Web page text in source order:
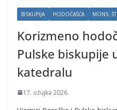
BISKUPIJA HODOČAŠĆA MONS.
Korizmeno
Pulske biskupije
katedralu
17. ožujka 2026.